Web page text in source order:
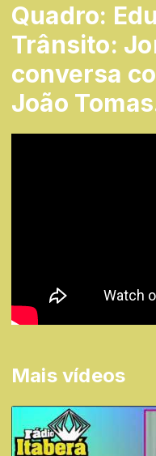
Quadro:
Trânsito:
conversa
João
Mais vídeos